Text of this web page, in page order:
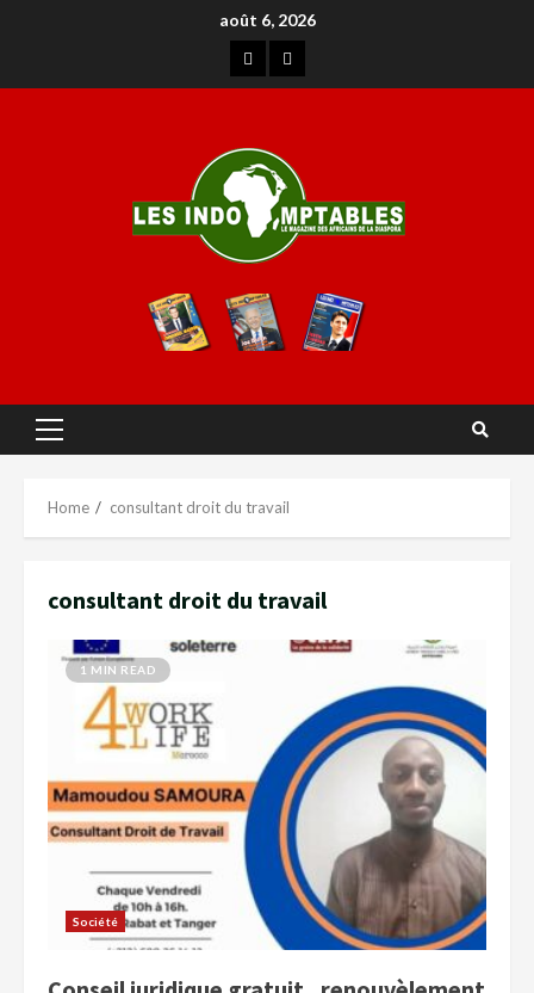
août 6, 2026
Home consultant droit du travail
consultant droit du travail
1 MIN READ
Société